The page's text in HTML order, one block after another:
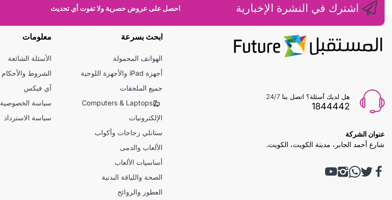
اشترك في النشرة الإخبارية احصل على عروض حصرية ولا تفوت أي تحديث
هل لديك أسئلة؟ اتصل بنا 24/7
1844442
عنوان الشركة
شارع أحمد الجابر، مدينة الكويت، الكويت.
ابحث بسرعة
الهواتف المحمولة
أجهزة iPad والأجهزة اللوحية
جميع الملحقات
Computers & Laptops
الإلكترونيات
ستانلي زجاجات وأكواب
الألعاب والدمى
أساسيات الألعاب
الصحة واللياقة البدنية
العطور والروائح
معلومات
الأسئلة الشائعة
الشروط والأحكام
آي فيكس
سياسة الخصوصية
سياسة الاسترداد